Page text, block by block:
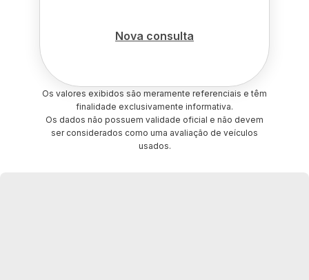
Nova consulta
Os valores exibidos são meramente referenciais e têm
finalidade exclusivamente informativa.
Os dados não possuem validade oficial e não devem
ser considerados como uma avaliação de veículos
usados.